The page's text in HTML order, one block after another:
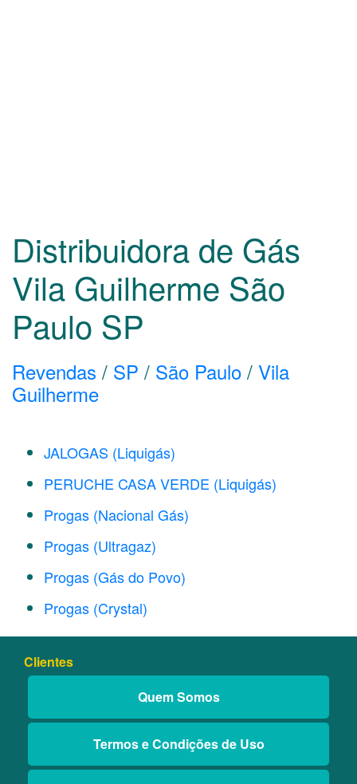
Distribuidora de Gás
Vila Guilherme São
Paulo SP
Revendas / SP / São Paulo / Vila
Guilherme
JALOGAS (Liquigás)
PERUCHE CASA VERDE (Liquigás)
Progas (Nacional Gás)
Progas (Ultragaz)
Progas (Gás do Povo)
Progas (Crystal)
Clientes
Quem Somos
Termos e Condições de Uso